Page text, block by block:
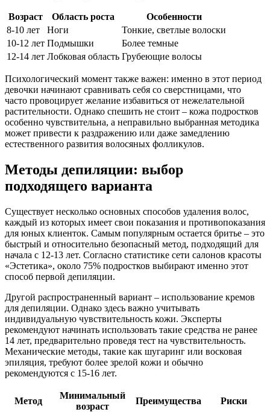
Возраст Область роста
Особенности
8-10 лет
Ноги
Тонкие, светлые волоски
10-12 лет Подмышки
Более темные
12-14 лет Лобковая область Грубеющие волосы
Психологический момент также важен: именно в этот период
девочки начинают сравнивать себя со сверстницами, что
часто провоцирует желание избавиться от нежелательной
растительности. Однако спешить не стоит – кожа подростков
особенно чувствительна, а неправильно выбранная методика
может привести к раздражению или даже замедлению
естественного развития волосяных фолликулов.
Методы депиляции: выбор
подходящего варианта
Существует несколько основных способов удаления волос,
каждый из которых имеет свои показания и противопоказания
для юных клиенток. Самым популярным остается бритье – это
быстрый и относительно безопасный метод, подходящий для
начала с 12-13 лет. Согласно статистике сети салонов красоты
«Эстетика», около 75% подростков выбирают именно этот
способ первой депиляции.
Другой распространенный вариант – использование кремов
для депиляции. Однако здесь важно учитывать
индивидуальную чувствительность кожи. Эксперты
рекомендуют начинать использовать такие средства не ранее
14 лет, предварительно проведя тест на чувствительность.
Механические методы, такие как шугаринг или восковая
эпиляция, требуют более зрелой кожи и обычно
рекомендуются с 15-16 лет.
Метод
Минимальный
возраст
Преимущества Риски